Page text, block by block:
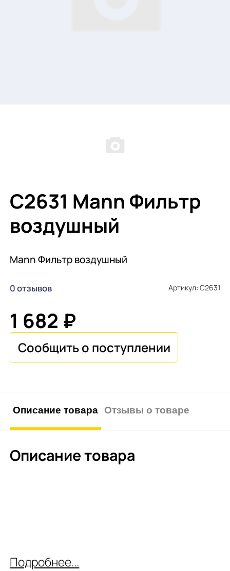
C2631 Mann Фильтр
воздушный
Mann Фильтр воздушный
0 отзывов Артикул: C2631
1 682 ₽
Описание товара Отзывы о товаре
Описание товара
Подробнее...